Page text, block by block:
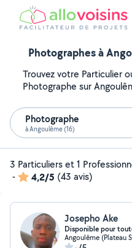
Photographes à
Trouvez votre Particulier
Photographe sur
Photographe
à Angoulême (16)
3 Particuliers et 1
-
4,2/5 (43 avis)
Josepho Ake
Disponible pour
Angoulême (Plateau